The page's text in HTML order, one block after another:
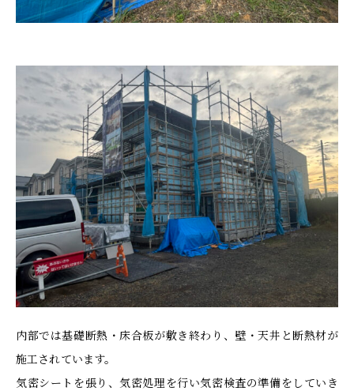
内部では基礎断熱・床合板が敷き終わり、壁・天井と断熱材が
施工されています。
気密シートを張り、気密処理を行い気密検査の準備をしていき